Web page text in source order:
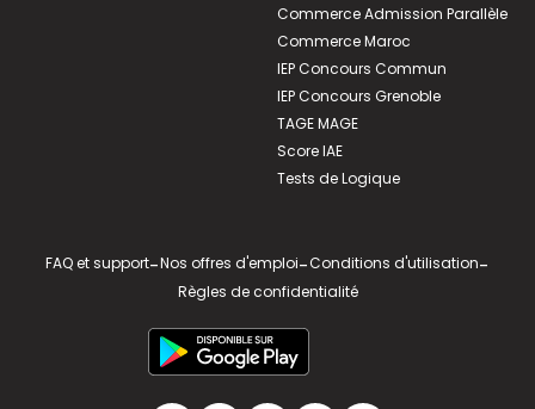
Commerce Admission Parallèle
Commerce Maroc
IEP Concours Commun
IEP Concours Grenoble
TAGE MAGE
Score IAE
Tests de Logique
FAQ et support-Nos offres d'emploi-Conditions d'utilisation-
Règles de confidentialité